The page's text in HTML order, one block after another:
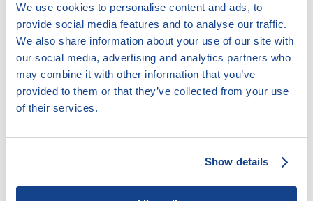
We use cookies to personalise content and ads, to
provide social media features and to analyse our traffic.
We also share information about your use of our site with
our social media, advertising and analytics partners who
may combine it with other information that you’ve
provided to them or that they’ve collected from your use
of their services.
Show details